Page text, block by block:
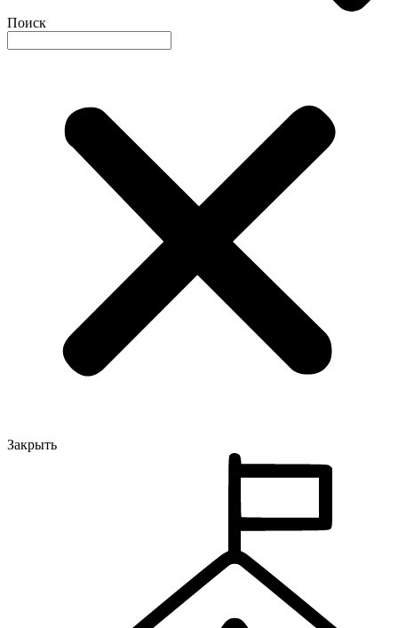
Поиск
Закрыть